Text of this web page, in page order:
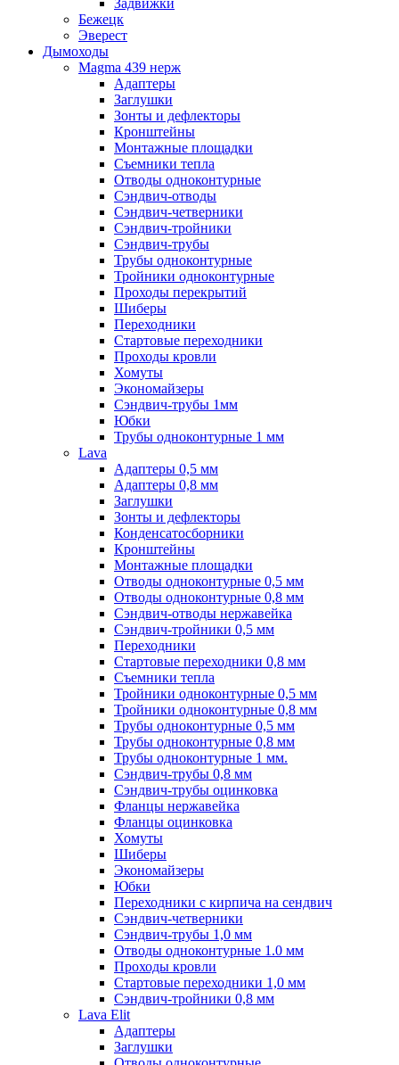
Задвижки
Бежецк
Эверест
Дымоходы
Magma 439 нерж
Адаптеры
Заглушки
Зонты и дефлекторы
Кронштейны
Монтажные площадки
Съемники тепла
Отводы одноконтурные
Сэндвич-отводы
Сэндвич-четверники
Сэндвич-тройники
Сэндвич-трубы
Трубы одноконтурные
Тройники одноконтурные
Проходы перекрытий
Шиберы
Переходники
Стартовые переходники
Проходы кровли
Хомуты
Экономайзеры
Сэндвич-трубы 1мм
Юбки
Трубы одноконтурные 1 мм
Lava
Адаптеры 0,5 мм
Адаптеры 0,8 мм
Заглушки
Зонты и дефлекторы
Конденсатосборники
Кронштейны
Монтажные площадки
Отводы одноконтурные 0,5 мм
Отводы одноконтурные 0,8 мм
Сэндвич-отводы нержавейка
Сэндвич-тройники 0,5 мм
Переходники
Стартовые переходники 0,8 мм
Съемники тепла
Тройники одноконтурные 0,5 мм
Тройники одноконтурные 0,8 мм
Трубы одноконтурные 0,5 мм
Трубы одноконтурные 0,8 мм
Трубы одноконтурные 1 мм.
Сэндвич-трубы 0,8 мм
Сэндвич-трубы оцинковка
Фланцы нержавейка
Фланцы оцинковка
Хомуты
Шиберы
Экономайзеры
Юбки
Переходники с кирпича на сендвич
Сэндвич-четверники
Сэндвич-трубы 1,0 мм
Отводы одноконтурные 1.0 мм
Проходы кровли
Стартовые переходники 1,0 мм
Сэндвич-тройники 0,8 мм
Lava Elit
Адаптеры
Заглушки